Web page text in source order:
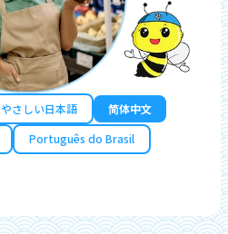
やさしい日本語
简体中文
Português do Brasil